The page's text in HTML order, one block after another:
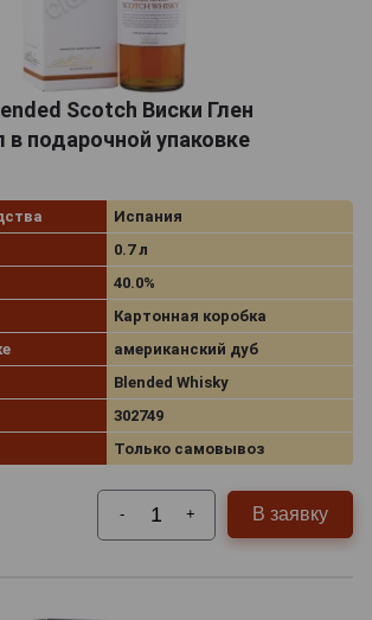
Scotch Виски Глен
в подарочной упаковке
Испания
0.7 л
40.0%
Картонная коробка
американский дуб
Blended Whisky
302749
Только самовывоз
- + В заявку